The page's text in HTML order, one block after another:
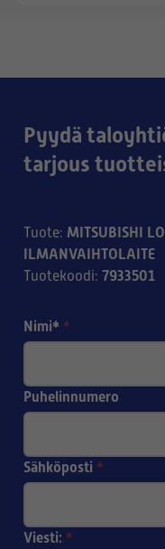
Pyydä
tarjous
Tuote: MITSUBISHI
ILMANVAIHTOLAITE
Tuotekoodi: 7933501
Nimi* *
Puhelinnumero
Sähköposti *
Viesti: *